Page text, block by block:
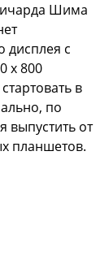
Шима
дисплея с
x 800
в
по
от
планшетов.